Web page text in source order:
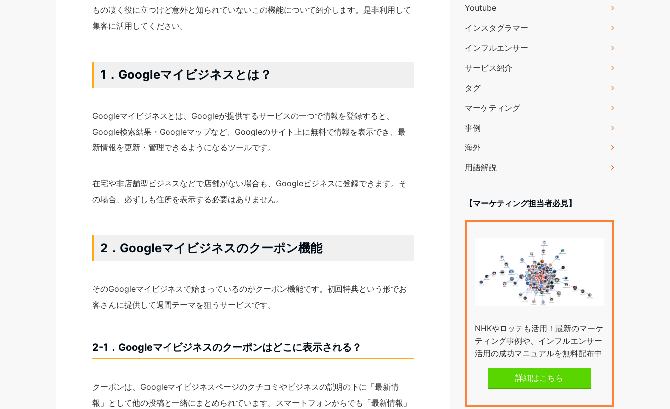
もの凄く役に立つけど意外と知られていないこの機能について紹介します。是非利用して
集客に活用してください。
1．Googleマイビジネスとは？
Googleマイビジネスとは、Googleが提供するサービスの一つで情報を登録すると、
Google検索結果・Googleマップなど、Googleのサイト上に無料で情報を表示でき、最
新情報を更新・管理できるようになるツールです。
在宅や非店舗型ビジネスなどで店舗がない場合も、Googleビジネスに登録できます。そ
の場合、必ずしも住所を表示する必要はありません。
2．Googleマイビジネスのクーポン機能
そのGoogleマイビジネスで始まっているのがクーポン機能です。初回特典という形でお
客さんに提供して週間テーマを狙うサービスです。
2-1．Googleマイビジネスのクーポンはどこに表示される？
クーポンは、Googleマイビジネスページのクチコミやビジネスの説明の下に「最新情
報」として他の投稿と一緒にまとめられています。スマートフォンからでも「最新情報」
Youtube
インスタグラマー
インフルエンサー
サービス紹介
タグ
マーケティング
事例
海外
用語解説
【マーケティング担当者必見】
NHKやロッテも活用！最新のマーケ
ティング事例や、インフルエンサー
活用の成功マニュアルを無料配布中
詳細はこちら